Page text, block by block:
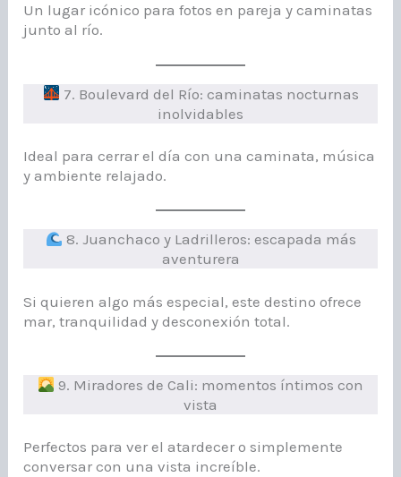
Un lugar icónico para fotos en pareja y caminatas
junto al río.
7. Boulevard del Río: caminatas nocturnas
inolvidables
Ideal para cerrar el día con una caminata, música
y ambiente relajado.
8. Juanchaco y Ladrilleros: escapada más
aventurera
Si quieren algo más especial, este destino ofrece
mar, tranquilidad y desconexión total.
9. Miradores de Cali: momentos íntimos con
vista
Perfectos para ver el atardecer o simplemente
conversar con una vista increíble.